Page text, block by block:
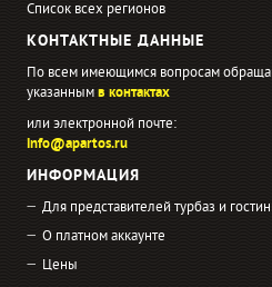
Список всех регионов
КОНТАКТНЫЕ ДАННЫЕ
По всем имеющимся вопросам
указаннымв контактах
или электронной почте:
info@apartos.ru
ИНФОРМАЦИЯ
Для представителей турбаз и
О платном аккаунте
Цены